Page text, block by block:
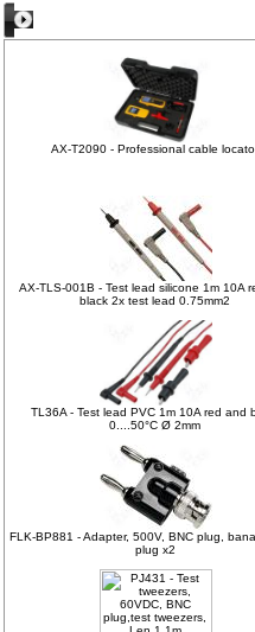
AX-T2090 - Professional cable
AX-TLS-001B - Test lead silicone 1m 10A
black 2x test lead 0.75mm2
TL36A - Test lead PVC 1m 10A red and
0....50°C Ø 2mm
FLK-BP881 - Adapter, 500V, BNC plug,
plug x2